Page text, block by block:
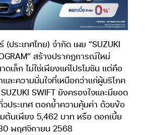
ประเทศไทย) จำกัด เผย “SUZUKI
สร้างปรากฏการณ์ใหม่
เล็ก ไม่ใช่เพียงแค่โปรโมชัน แต่คือ
ละความมั่นใจที่เหนือกว่าแก่ผู้บริโภค
SWIFT ยังครองใจและมียอด
ประเทศ ตอกย้ำความคุ้มค่า ด้วยข้อ
ต้นเพียง 5,462 บาท หรือ ดอกเบี้ย
พฤศจิกายน 2568